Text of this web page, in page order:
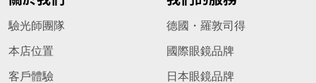
驗光師團隊
本店位置
客戶體驗
德國・羅敦司得
國際眼鏡品牌
日本眼鏡品牌